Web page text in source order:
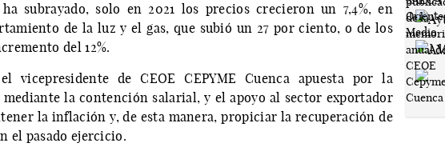
subrayado, solo en 2021 los precios crecieron un 7,4%, en
de la luz y el gas, que subió un 27 por ciento, o de los
del 12%.
vicepresidente de CEOE CEPYME Cuenca apuesta por la
la contención salarial, y el apoyo al sector exportador
la inflación y, de esta manera, propiciar la recuperación de
el pasado ejercicio.